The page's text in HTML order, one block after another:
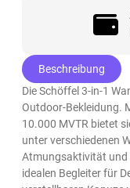
Beschreibung
Die Schöffel 3-in-1
Outdoor-Bekleidung.
10.000 MVTR bietet
unter verschiedenen
Atmungsaktivität und
idealen Begleiter für